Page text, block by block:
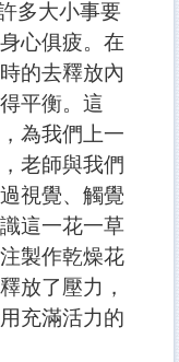
多大小事要
心俱疲。在
的去釋放內
平衡。這
為我們上一
老師與我們
視覺、觸覺
這一花一草
製作乾燥花
放了壓力，
充滿活力的